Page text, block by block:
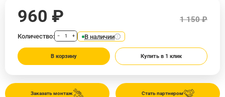
Стать партнером
Заказать монтаж
960 ₽ 1 150 ₽
Количество: − + В наличии
В корзину Купить в 1 клик